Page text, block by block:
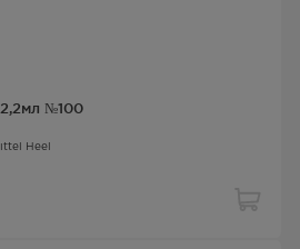
№100
Heel